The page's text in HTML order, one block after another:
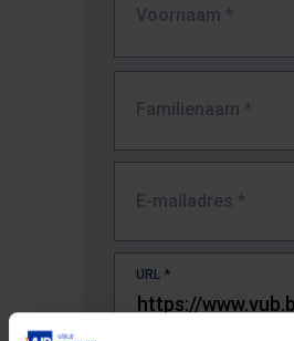
Voornaam *
Familienaam *
E-mailadres *
URL *